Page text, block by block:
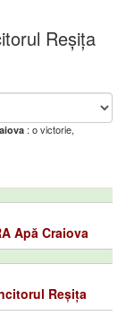
Reșița
: o victorie,
Apă Craiova
Reșița